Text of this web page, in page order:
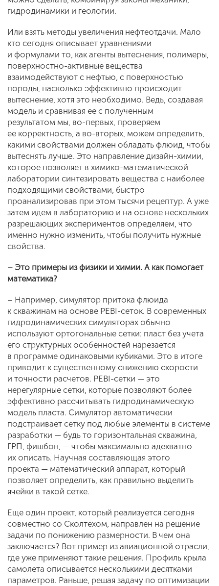
гидродинамики и геологии.
Или взять методы увеличения нефтеотдачи. Мало
кто сегодня описывает уравнениями
и формулами то, как агенты вытеснения, полимеры,
поверхностно-активные вещества
взаимодействуют с нефтью, с поверхностью
породы, насколько эффективно происходит
вытеснение, хотя это необходимо. Ведь, создавая
модель и сравнивая ее с полученным
результатом мы, во-первых, проверяем
ее корректность, а во-вторых, можем определить,
какими свойствами должен обладать флюид, чтобы
вытеснять лучше. Это направление дизайн-химии,
которое позволяет в химико-математической
лаборатории синтезировать вещества с наиболее
подходящими свойствами, быстро
проанализировав при этом тысячи рецептур. А уже
затем идем в лабораторию и на основе нескольких
разрешающих экспериментов определяем, что
именно нужно изменить, чтобы получить нужные
свойства.
– Это примеры из физики и химии. А как помогает
математика?
– Например, симулятор притока флюида
к скважинам на основе PEBI-сеток. В современных
гидродинамических симуляторах обычно
используют ортогональные сетки: пласт без учета
его структурных особенностей нарезается
в программе одинаковыми кубиками. Это в итоге
приводит к существенному снижению скорости
и точности расчетов. PEBI-сетки — это
нерегулярные сетки, которые позволяют более
эффективно рассчитывать гидродинамическую
модель пласта. Симулятор автоматически
подстраивает сетку под любые элементы в системе
разработки — будь то горизонтальная скважина,
ГРП, фишбон, — чтобы максимально адекватно
их описать. Научная составляющая этого
проекта — математический аппарат, который
позволяет определить, как правильно выделить
ячейки в такой сетке.
Еще один проект, который реализуется сегодня
совместно со Сколтехом, направлен на решение
задачи по понижению размерности. В чем она
заключается? Вот пример из авиационной отрасли,
где уже применяют такие решения. Профиль крыла
самолета описывается несколькими десятками
параметров. Раньше, решая задачу по оптимизации